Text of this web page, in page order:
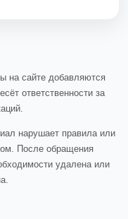
на сайте добавляются
ответственности за
нарушает правила или
После обращения
удалена или